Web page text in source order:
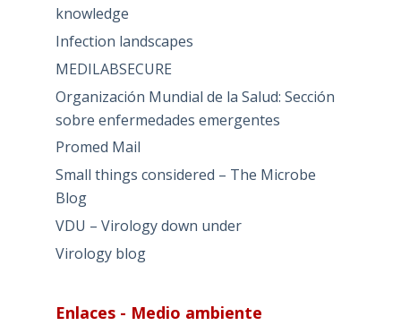
knowledge
Infection landscapes
MEDILABSECURE
Organización Mundial de la Salud: Sección
sobre enfermedades emergentes
Promed Mail
Small things considered – The Microbe
Blog
VDU – Virology down under
Virology blog
Enlaces - Medio ambiente